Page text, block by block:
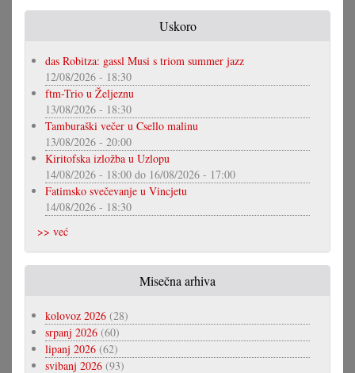
Uskoro
das Robitza: gassl Musi s triom summer jazz
12/08/2026 - 18:30
ftm-Trio u Željeznu
13/08/2026 - 18:30
Tamburaški večer u Csello malinu
13/08/2026 - 20:00
Kiritofska izložba u Uzlopu
14/08/2026 - 18:00 do 16/08/2026 - 17:00
Fatimsko svečevanje u Vincjetu
14/08/2026 - 18:30
>> već
Misečna arhiva
kolovoz 2026 (28)
srpanj 2026 (60)
lipanj 2026 (62)
svibanj 2026 (93)